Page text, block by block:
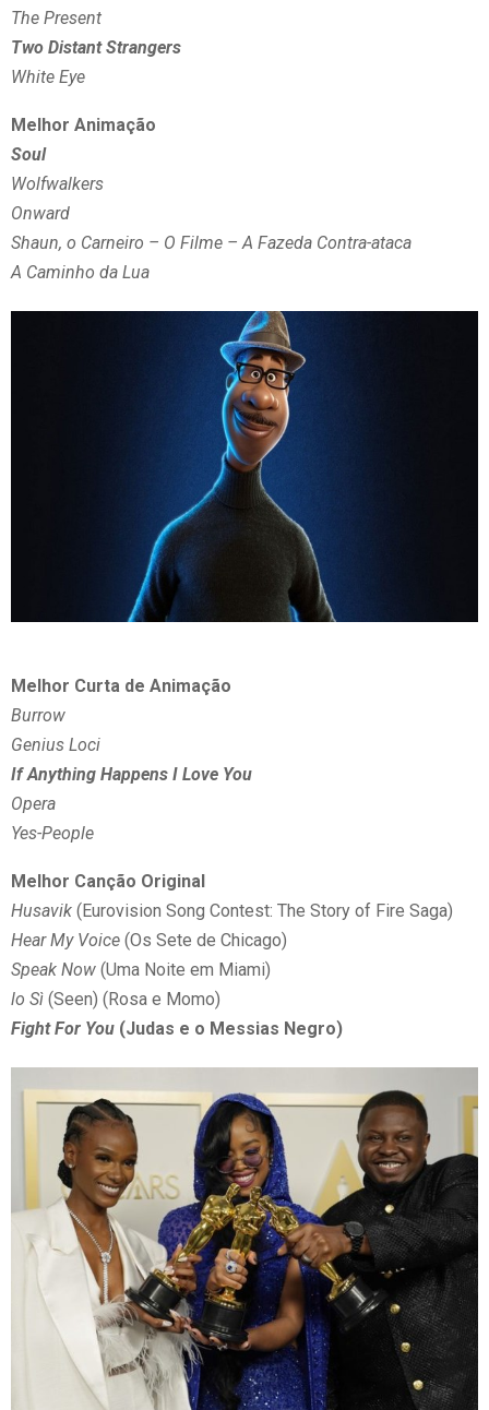
The Present
Two Distant Strangers
White Eye
Melhor Animação
Soul
Wolfwalkers
Onward
Shaun, o Carneiro – O Filme – A Fazeda Contra-ataca
A Caminho da Lua
Melhor Curta de Animação
Burrow
Genius Loci
If Anything Happens I Love You
Opera
Yes-People
Melhor Canção Original
Husavik (Eurovision Song Contest: The Story of Fire Saga)
Hear My Voice (Os Sete de Chicago)
Speak Now (Uma Noite em Miami)
lo Sì (Seen) (Rosa e Momo)
Fight For You (Judas e o Messias Negro)